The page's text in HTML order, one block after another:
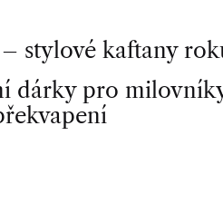
p
o
stylové kaftany
dárky pro